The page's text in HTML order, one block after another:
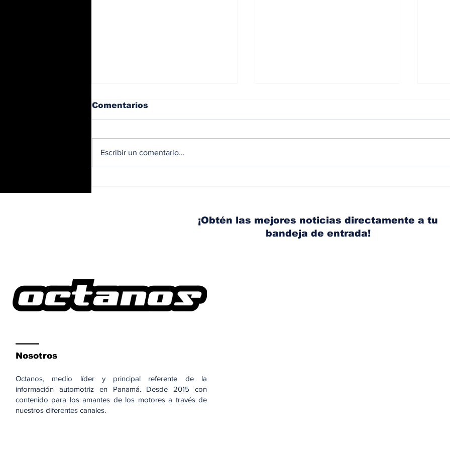
Comentarios
Escribir un comentario...
¡Obtén las mejores noticias directamente a tu
bandeja de entrada!
Nosotros
Octanos, medio líder y principal referente de la
información automotriz en Panamá. Desde 2015 con
contenido para los amantes de los motores a través de
nuestros diferentes canales.